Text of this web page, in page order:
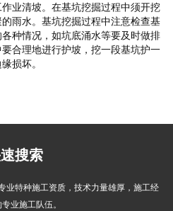
业清坡。在基坑挖掘过程中须开挖
雨水。基坑挖掘过程中注意检查基
种情况，如坑底涌水等要及时做排
合理地进行护坡，挖一段基坑护一
损坏。
搜索
业特种施工资质，技术力量雄厚，施工经
业施工队伍。